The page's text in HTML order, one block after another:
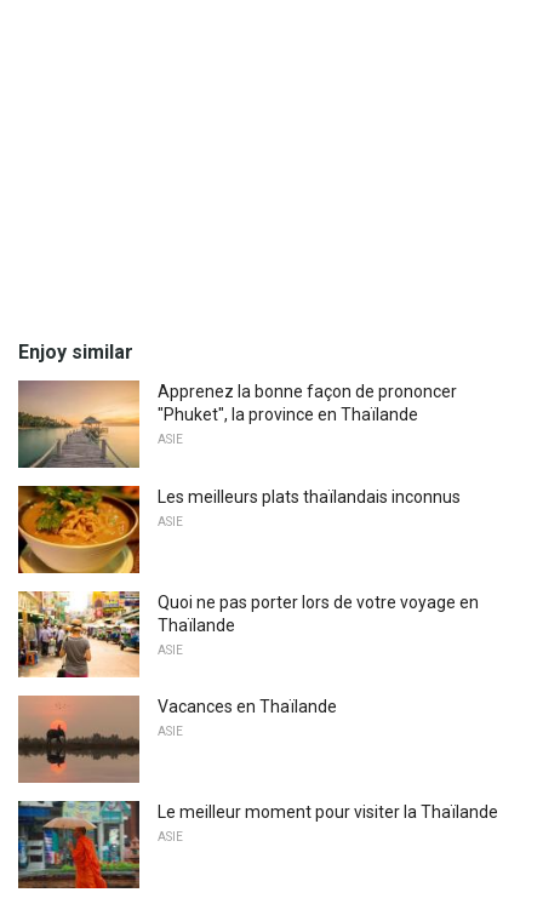
Enjoy similar
Apprenez la bonne façon de prononcer
"Phuket", la province en Thaïlande
ASIE
Les meilleurs plats thaïlandais inconnus
ASIE
Quoi ne pas porter lors de votre voyage en
Thaïlande
ASIE
Vacances en Thaïlande
ASIE
Le meilleur moment pour visiter la Thaïlande
ASIE